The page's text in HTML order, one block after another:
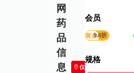
网
药
品
信
息
仅限西安
会员
9.8折
黄金会员
规格